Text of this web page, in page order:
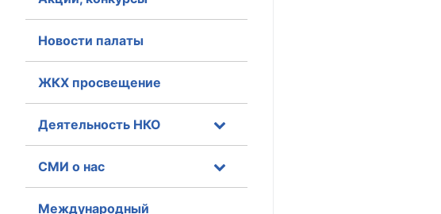
Новости палаты
ЖКХ просвещение
Деятельность НКО
СМИ о нас
Международный